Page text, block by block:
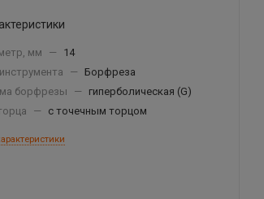
мм —
14
— Борфреза
борфрезы
—
гиперболическая (G)
— с точечным торцом